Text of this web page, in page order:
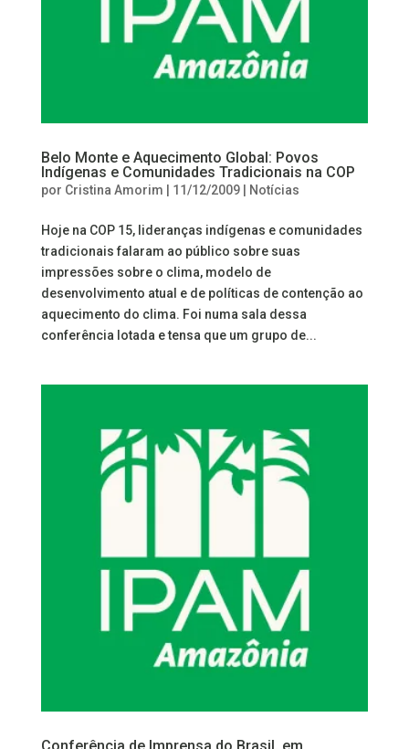
Belo Monte e Aquecimento Global: Povos
Indígenas e Comunidades Tradicionais na COP
por Cristina Amorim 11/12/2009| Notícias
Hoje na COP 15, lideranças indígenas e comunidades
tradicionais falaram ao público sobre suas
impressões sobre o clima, modelo de
desenvolvimento atual e de políticas de contenção ao
aquecimento do clima. Foi numa sala dessa
conferência lotada e tensa que um grupo de...